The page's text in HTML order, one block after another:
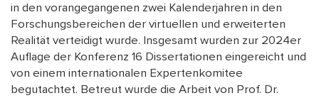
in den vorangegangenen zwei Kalenderjahren in den
Forschungsbereichen der virtuellen und erweiterten
Realität verteidigt wurde. Insgesamt wurden zur 2024er
Auflage der Konferenz 16 Dissertationen eingereicht und
von einem internationalen Expertenkomitee
begutachtet. Betreut wurde die Arbeit von Prof. Dr.